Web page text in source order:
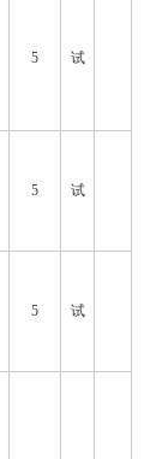
5 试
5 试
5 试